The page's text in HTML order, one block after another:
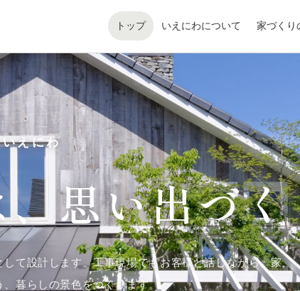
トップ いえにわについて 家づくり
えにわ
思い出づ
て設計します。工事現場でもお客様と話しながら、家
暮らしの景色をつくります。